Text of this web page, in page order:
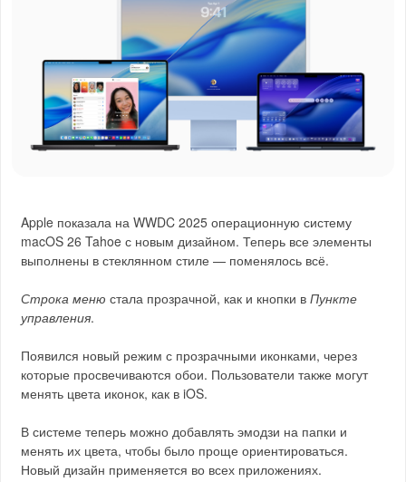
Apple показала на WWDC 2025 операционную систему
macOS 26 Tahoe с новым дизайном. Теперь все элементы
выполнены в стеклянном стиле — поменялось всё.
Строка меню стала прозрачной, как и кнопки вПункте
управления.
Появился новый режим с прозрачными иконками, через
которые просвечиваются обои. Пользователи также могут
менять цвета иконок, как в iOS.
В системе теперь можно добавлять эмодзи на папки и
менять их цвета, чтобы было проще ориентироваться.
Новый дизайн применяется во всех приложениях.